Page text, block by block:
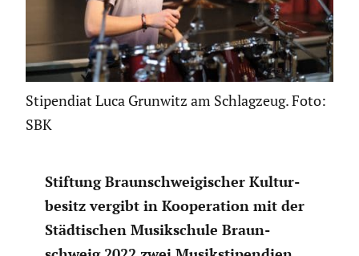
Stipendiat Luca Grunwitz am Schlagzeug. Foto:
SBK
Stiftung Braun­schwei­gi­scher Kultur­
be­sitz vergibt in Koope­ra­tion mit der
Städti­schen Musik­schule Braun­